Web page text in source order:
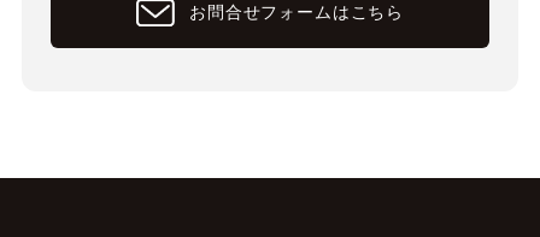
お問合せフォームはこちら